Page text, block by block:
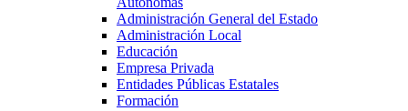
Administración General del Estado
Administración Local
Educación
Empresa Privada
Entidades Públicas Estatales
Formación